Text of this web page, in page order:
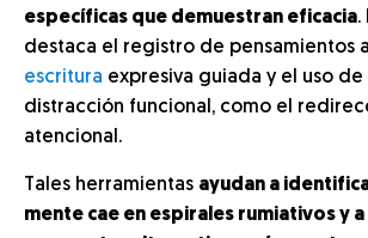
específicas que demuestran eficacia.
destaca el registro de pensamientos
escritura expresiva guiada y el uso
distracción funcional, como el
atencional.
Tales herramientas ayudan a
mente cae en espirales rumiativos y a